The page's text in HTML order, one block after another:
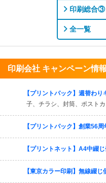
印刷総合③
全一覧
印刷会社 キャンペーン情報
【プリントパック】週替わり
子、チラシ、封筒、ポスト
【プリントパック】創業56
【プリントネット】A4中綴
【東京カラー印刷】無線綴